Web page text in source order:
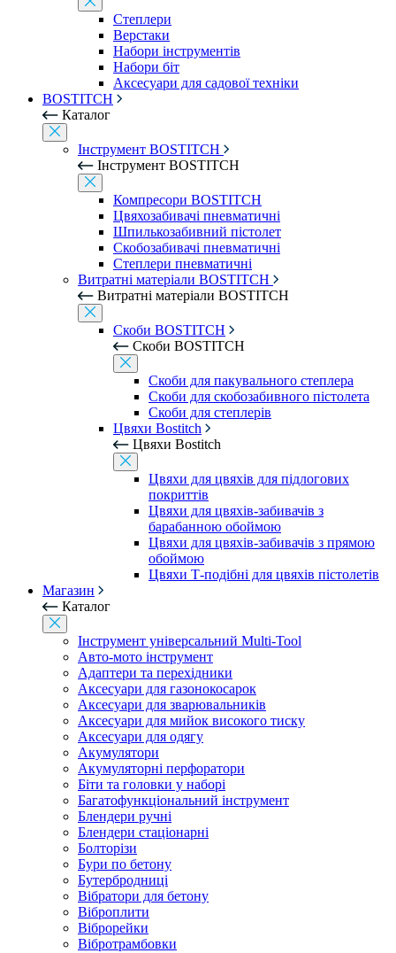
Степлери
Верстаки
Набори інструментів
Набори біт
Аксесуари для садової техніки
BOSTITCH
Каталог
Інструмент BOSTITCH
Інструмент BOSTITCH
Компресори BOSTITCH
Цвяхозабивачі пневматичні
Шпилькозабивний пістолет
Скобозабивачі пневматичні
Степлери пневматичні
Витратні матеріали BOSTITCH
Витратні матеріали BOSTITCH
Скоби BOSTITCH
Скоби BOSTITCH
Скоби для пакувального степлера
Скоби для скобозабивного пістолета
Скоби для степлерів
Цвяхи Bostitch
Цвяхи Bostitch
Цвяхи для цвяхів для підлогових
покриттів
Цвяхи для цвяхів-забивачів з
барабанною обоймою
Цвяхи для цвяхів-забивачів з прямою
обоймою
Цвяхи Т-подібні для цвяхів пістолетів
Магазин
Каталог
Інструмент універсальний Multi-Tool
Авто-мото інструмент
Адаптери та перехідники
Аксесуари для газонокосарок
Аксесуари для зварювальників
Аксесуари для мийок високого тиску
Аксесуари для одягу
Акумулятори
Акумуляторні перфоратори
Біти та головки у наборі
Багатофункціональний інструмент
Блендери ручні
Блендери стаціонарні
Болторізи
Бури по бетону
Бутербродниці
Вібратори для бетону
Віброплити
Віброрейки
Вібротрамбовки